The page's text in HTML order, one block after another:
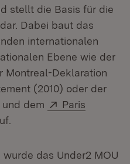
stellt die Basis für die
Dabei baut das
internationalen
Ebene wie der
Montreal-Deklaration
(2010) oder der
in neuem Fenster)
und dem Extern:
Paris
neuem Fenster)
das Under2 MOU